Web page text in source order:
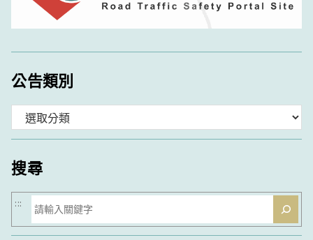
公告類別
類
搜尋
搜
尋
:::